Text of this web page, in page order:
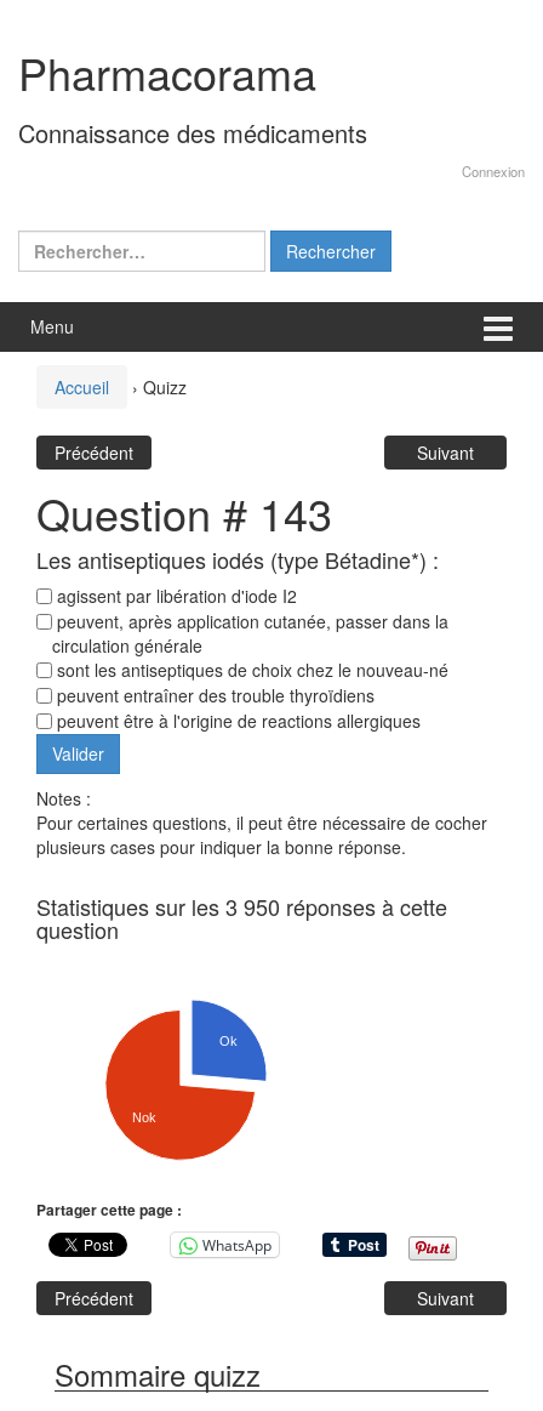
contenu
menu
principal
Pharmacorama
Connaissance des médicaments
Connexion
Rechercher :
Menu
Accueil › Quizz
Précédent Suivant
Question # 143
Les antiseptiques iodés (type Bétadine*) :
agissent par libération d'iode I2
peuvent, après application cutanée, passer dans la
circulation générale
sont les antiseptiques de choix chez le nouveau-né
peuvent entraîner des trouble thyroïdiens
peuvent être à l'origine de reactions allergiques
Notes :
Pour certaines questions, il peut être nécessaire de cocher
plusieurs cases pour indiquer la bonne réponse.
Statistiques sur les 3 950 réponses à cette
question
Ok
Nok
Partager cette page :
WhatsApp
Précédent Suivant
Sommaire quizz